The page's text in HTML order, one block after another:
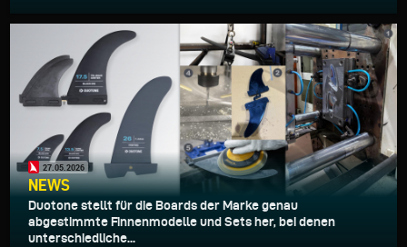
27.05.2026
NEWS
Duotone stellt für die Boards der Marke genau
abgestimmte Finnenmodelle und Sets her, bei denen
unterschiedliche...